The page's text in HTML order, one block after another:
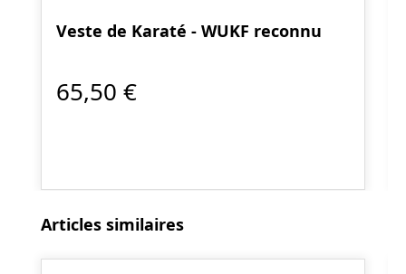
Veste de Karaté - WUKF reconnu
65,50 €
Ignorer la galerie de produits
Articles similaires